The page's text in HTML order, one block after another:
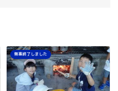
無事終了しました